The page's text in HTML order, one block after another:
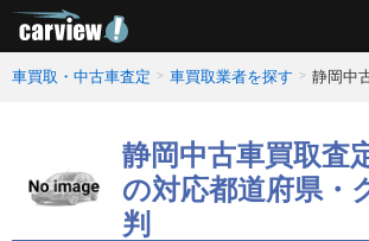
車買取・中古車査定 車買取業者を探す 静岡中
静岡中古車買取査
の対応都道府県・
判